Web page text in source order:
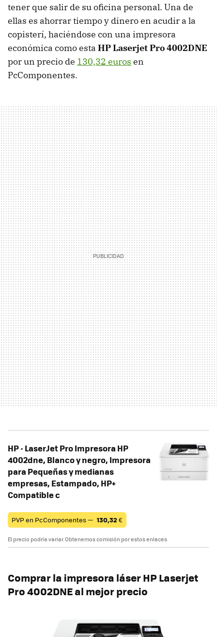
tener que salir de su oficina personal. Una de
ellas es ahorrar tiempo y dinero en acudir a la
copisterí, haciéndose con una impresora
económica como esta HP Laserjet Pro 4002DNE
por un precio de 130,32 euros en
PcComponentes.
HP - LaserJet Pro Impresora HP
4002dne, Blanco y negro, Impresora
para Pequeñas y medianas
empresas, Estampado, HP+
Compatible c
PVP en PcComponentes — 130,32 €
El precio podría variar. Obtenemos comisión por estos enlaces
Comprar la impresora láser HP Laserjet
Pro 4002DNE al mejor precio